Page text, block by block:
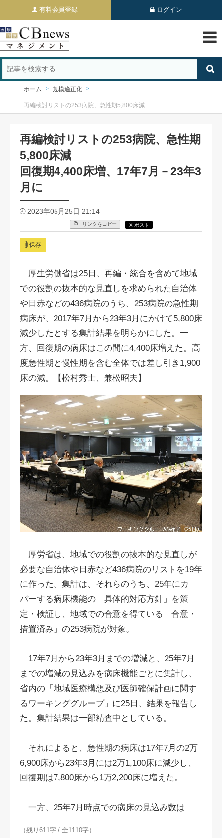
有料会員登録 ログイン
ホーム 規模適正化
再編検討リストの253病院、急性期5,800床減
再編検討リストの253病院、急性期
5,800床減
回復期4,400床増、17年7月－23年3
月に
2023年05月25日 21:14
リンクをコピー X ポスト
保存
厚生労働省は25日、再編・統合を含めて地域
での役割の抜本的な見直しを求められた自治体
や日赤などの436病院のうち、253病院の急性期
病床が、2017年7月から23年3月にかけて5,800床
減少したとする集計結果を明らかにした。一
方、回復期の病床はこの間に4,400床増えた。高
度急性期と慢性期を含む全体では差し引き1,900
床の減。【松村秀士、 兼松昭夫】
厚労省は、地域での役割の抜本的な見直しが
必要な自治体や日赤など436病院のリストを19年
に作った。集計は、それらのうち、25年にカ
バーする病床機能の「具体的対応方針」を策
定・検証し、地域での合意を得ている「合意・
措置済み」の253病院が対象。
17年7月から23年3月までの増減と、25年7月
までの増減の見込みを病床機能ごとに集計し、
省内の「地域医療構想及び医師確保計画に関す
るワーキンググループ」に25日、結果を報告し
た。集計結果は一部精査中としている。
それによると、急性期の病床は17年7月の2万
6,900床から23年3月には2万1,100床に減少し、
回復期は7,800床から1万2,200床に増えた。
一方、25年7月時点での病床の見込み数は
（残り611字 / 全1110字）